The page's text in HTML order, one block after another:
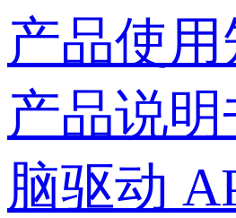
产品使用
产品说明
脑驱动